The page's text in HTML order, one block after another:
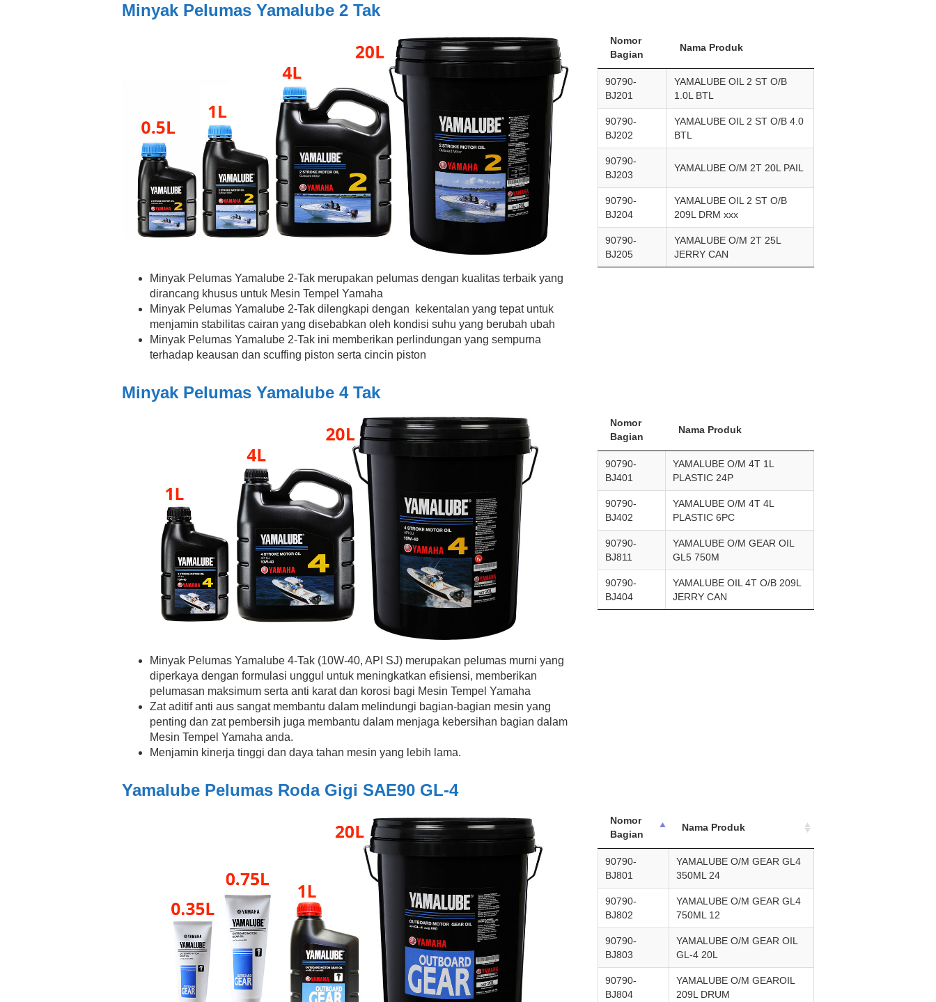
Minyak Pelumas Yamalube 2 Tak
Minyak Pelumas Yamalube 2-Tak merupakan pelumas dengan kualitas terbaik yang
dirancang khusus untuk Mesin Tempel Yamaha
Minyak Pelumas Yamalube 2-Tak dilengkapi dengan kekentalan yang tepat untuk
menjamin stabilitas cairan yang disebabkan oleh kondisi suhu yang berubah ubah
Minyak Pelumas Yamalube 2-Tak ini memberikan perlindungan yang sempurna
terhadap keausan dan scuffing piston serta cincin piston
Nomor
Bagian
Nama Produk
90790-
BJ201
YAMALUBE OIL 2 ST O/B
1.0L BTL
90790-
BJ202
YAMALUBE OIL 2 ST O/B 4.0
BTL
90790-
BJ203
YAMALUBE O/M 2T 20L PAIL
90790-
BJ204
YAMALUBE OIL 2 ST O/B
209L DRM xxx
90790-
BJ205
YAMALUBE O/M 2T 25L
JERRY CAN
Minyak Pelumas Yamalube 4 Tak
Minyak Pelumas Yamalube 4-Tak (10W-40, API SJ) merupakan pelumas murni yang
diperkaya dengan formulasi unggul untuk meningkatkan efisiensi, memberikan
pelumasan maksimum serta anti karat dan korosi bagi Mesin Tempel Yamaha
Zat aditif anti aus sangat membantu dalam melindungi bagian-bagian mesin yang
penting dan zat pembersih juga membantu dalam menjaga kebersihan bagian dalam
Mesin Tempel Yamaha anda.
Menjamin kinerja tinggi dan daya tahan mesin yang lebih lama.
Nomor
Bagian
Nama Produk
90790-
BJ401
YAMALUBE O/M 4T 1L
PLASTIC 24P
90790-
BJ402
YAMALUBE O/M 4T 4L
PLASTIC 6PC
90790-
BJ811
YAMALUBE O/M GEAR OIL
GL5 750M
90790-
BJ404
YAMALUBE OIL 4T O/B 209L
JERRY CAN
Yamalube Pelumas Roda Gigi SAE90 GL-4
Nomor
Bagian
Nama Produk
90790-
BJ801
YAMALUBE O/M GEAR GL4
350ML 24
90790-
BJ802
YAMALUBE O/M GEAR GL4
750ML 12
90790-
BJ803
YAMALUBE O/M GEAR OIL
GL-4 20L
90790-
BJ804
YAMALUBE O/M GEAROIL
209L DRUM